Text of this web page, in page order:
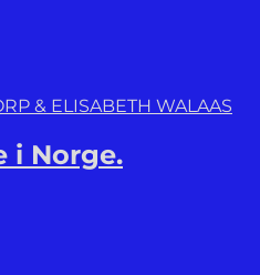
& ELISABETH WALAAS
i Norge.